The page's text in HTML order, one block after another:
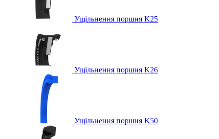
Ущільнення поршня K25
Ущільнення поршня K26
Ущільнення поршня K50